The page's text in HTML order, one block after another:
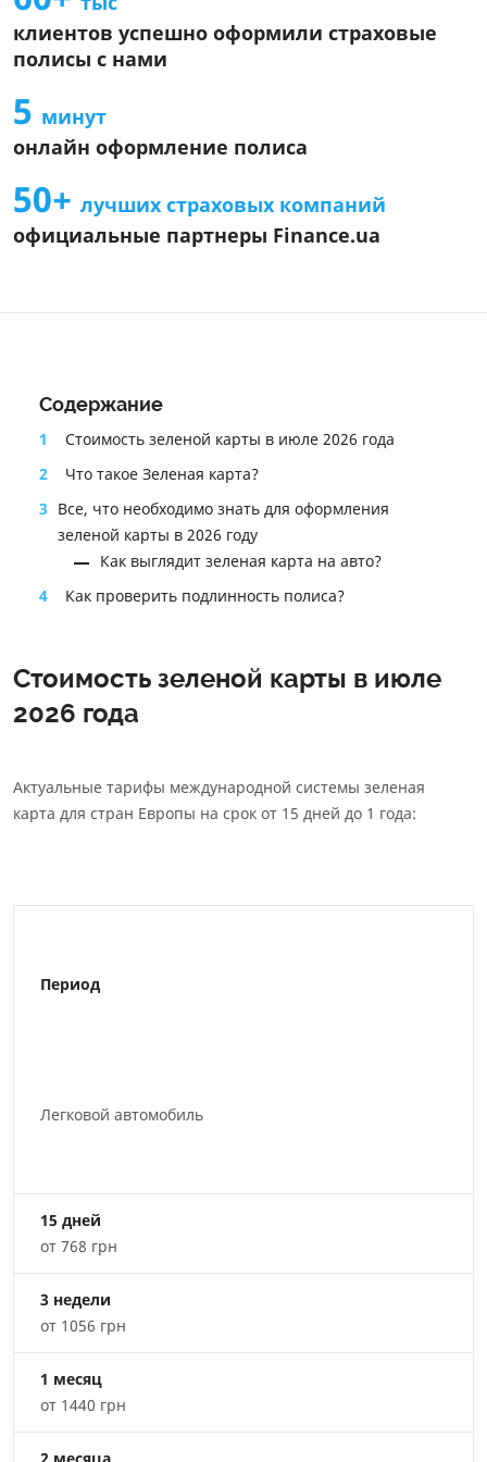
Общие условия страхового продукта
Информация об агенте
Информация про СК
Информационный документ о стандартном страховом
продукте
Информация о страховом продукте
клиентов успешно оформили страховые
полисы с нами
5 минут
онлайн оформление полиса
50+ лучших страховых компаний
официальные партнеры Finance.ua
Содержание
1
Стоимость зеленой карты в июле 2026 года
2
Что такое Зеленая карта?
3 Все, что необходимо знать для оформления
зеленой карты в 2026 году
Как выглядит зеленая карта на авто?
4
Как проверить подлинность полиса?
Стоимость зеленой карты в июле
2026 года
Актуальные тарифы международной системы зеленая
карта для стран Европы на срок от 15 дней до 1 года:
Период
Легковой автомобиль
15 дней
от 768 грн
3 недели
от 1056 грн
1 месяц
от 1440 грн
2 месяца